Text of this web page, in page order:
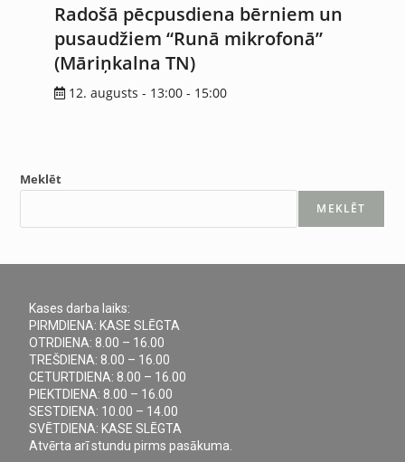
Radošā pēcpusdiena bērniem un
pusaudžiem “Runā mikrofonā”
(Māriņkalna TN)
12. augusts - 13:00 - 15:00
Meklēt
MEKLĒT
Kases darba laiks:
PIRMDIENA: KASE SLĒGTA
OTRDIENA: 8.00 – 16.00
TREŠDIENA: 8.00 – 16.00
CETURTDIENA: 8.00 – 16.00
PIEKTDIENA: 8.00 – 16.00
SESTDIENA: 10.00 – 14.00
SVĒTDIENA: KASE SLĒGTA
Atvērta arī stundu pirms pasākuma.